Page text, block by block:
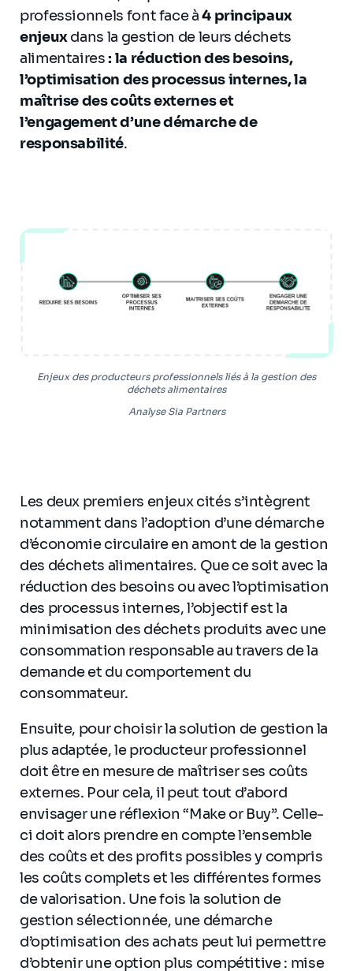
professionnels font face à4 principaux
enjeuxdans la gestion de leurs déchets
alimentaires: la réduction des besoins,
l’optimisation des processus internes, la
maîtrise des coûts externes et
l’engagement d’une démarche de
responsabilité.
Enjeux des producteurs professionnels liés à la gestion des
déchets alimentaires
Analyse Sia Partners
Les deux premiers enjeux cités s’intègrent
notamment dans l’adoption d’une démarche
d’économie circulaire en amont de la gestion
des déchets alimentaires. Que ce soit avec la
réduction des besoins ou avec l’optimisation
des processus internes, l’objectif est la
minimisation des déchets produits avec une
consommation responsable au travers de la
demande et du comportement du
consommateur.
Ensuite, pour choisir la solution de gestion la
plus adaptée, le producteur professionnel
doit être en mesure de maîtriser ses coûts
externes. Pour cela, il peut tout d’abord
envisager une réflexion “Make or Buy”. Celle-
ci doit alors prendre en compte l’ensemble
des coûts et des profits possibles y compris
les coûts complets et les différentes formes
de valorisation. Une fois la solution de
gestion sélectionnée, une démarche
d’optimisation des achats peut lui permettre
d’obtenir une option plus compétitive : mise